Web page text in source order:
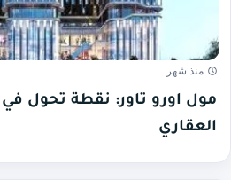
منذ شهر
مول اورو تاور: نقطة تحول في
العقاري